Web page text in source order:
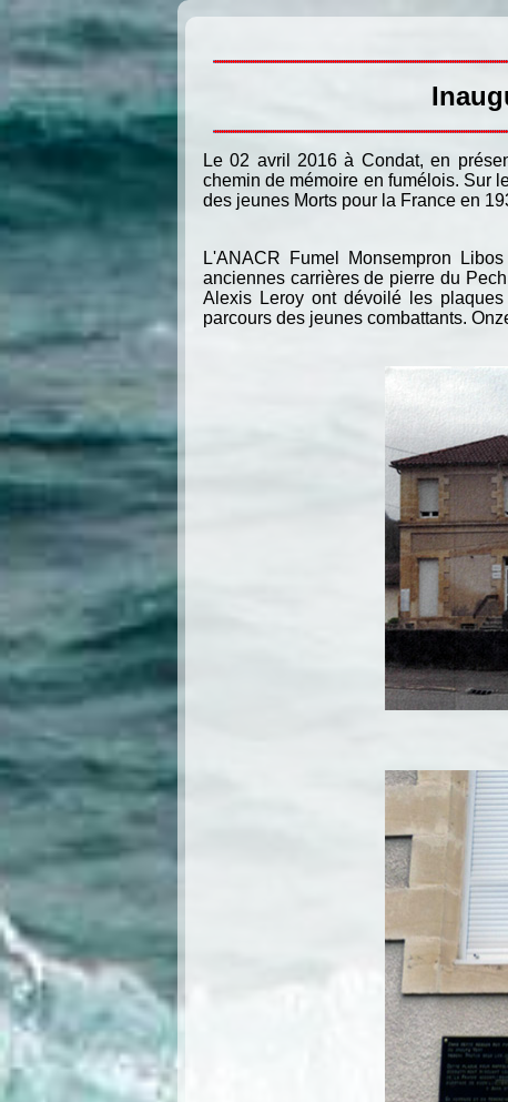
Le 02 avril 2016 à Condat, en
chemin de mémoire en fumélois. Sur
des jeunes Morts pour la France en
L'ANACR Fumel Monsempron
anciennes carrières de pierre du
Alexis Leroy ont dévoilé les
parcours des jeunes combattants.